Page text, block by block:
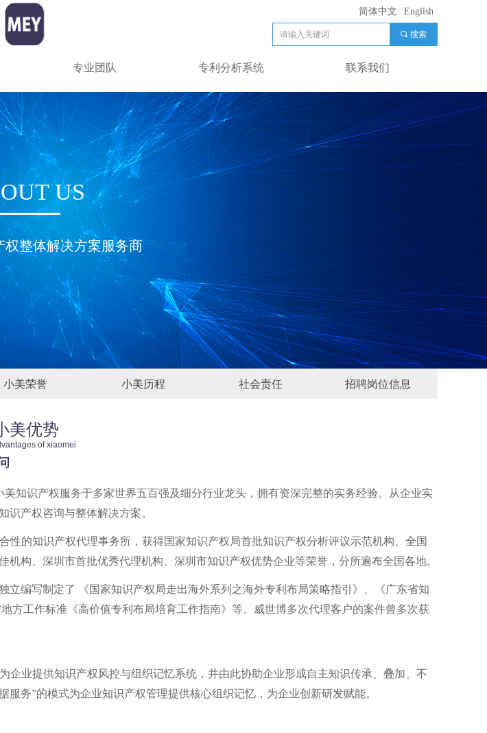
简体中文 English
专业团队 专利分析系统 联系我们
끠 搜索
权整体解决方案服务商
US
小美荣誉 小美历程 社会责任 招聘岗位信息
美优势
of xiaomei
知识产权服务于多家世界五百强及细分行业龙头，拥有资深完整的实务经验。从企业实
识产权咨询与整体解决方案。
性的知识产权代理事务所，获得国家知识产权局首批知识产权分析评议示范机构、全国
构、深圳市首批优秀代理机构、深圳市知识产权优势企业等荣誉，分所遍布全国各地。
编写制定了 《国家知识产权局走出海外系列之海外专利布局策略指引》、《广东省知
方工作标准《高价值专利布局培育工作指南》等。威世博多次代理客户的案件曾多次获
企业提供知识产权风控与组织记忆系统，并由此协助企业形成自主知识传承、叠加、不
务”的模式为企业知识产权管理提供核心组织记忆，为企业创新研发赋能。